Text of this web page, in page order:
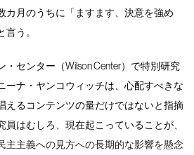
カ月のうちに「ますます、決意を強め
う。
センター（Wilson Center）で特別研究
ーナ・ヤンコウィッチは、心配すべきな
えるコンテンツの量だけではないと指摘
はむしろ、現在起こっていることが、
主主義への見方への長期的な影響を懸念